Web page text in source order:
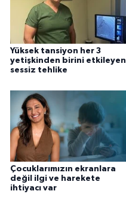
Yüksek tansiyon her 3
yetişkinden birini etkileyen
sessiz tehlike
Çocuklarımızın ekranlara
değil ilgi ve harekete
ihtiyacı var